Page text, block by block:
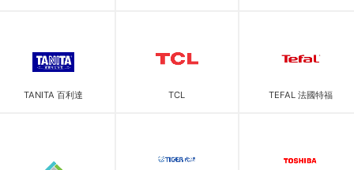
TANITA 百利達 TCL TEFAL 法國特福